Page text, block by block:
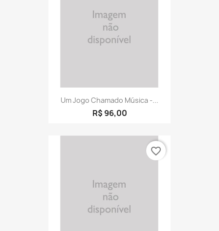
Um Jogo Chamado Música -...
R$ 96,00
favorite_border